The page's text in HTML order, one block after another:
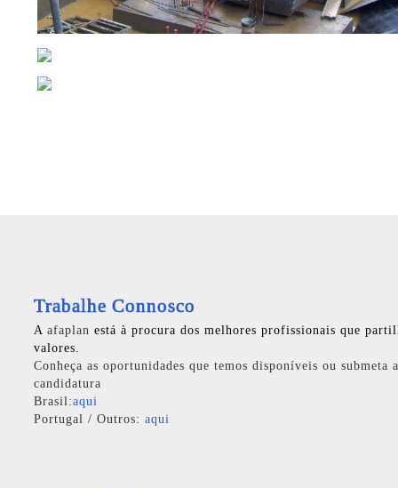
Trabalhe Connosco
A afaplan está à procura dos melhores profissionais que
valores.
Conheça as oportunidades que temos disponíveis ou submeta
candidatura
Brasil:aqui
Portugal / Outros: aqui